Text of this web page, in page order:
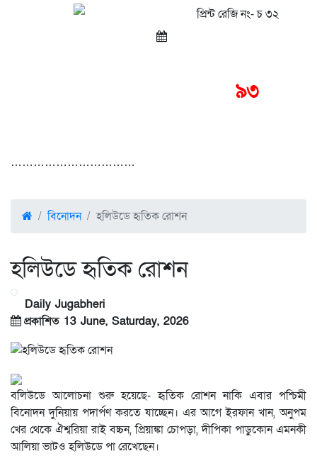
প্রিন্ট রেজি নং- চ ৩২
৯৩
……………………………
বিনোদন হলিউডে হৃতিক রোশন
হলিউডে হৃতিক রোশন
Daily Jugabheri
প্রকাশিত 13 June, Saturday, 2026
বলিউডে আলোচনা শুরু হয়েছে- হৃতিক রোশন নাকি এবার পশ্চিমী
বিনোদন দুনিয়ায় পদার্পণ করতে যাচ্ছেন। এর আগে ইরফান খান, অনুপম
খের থেকে ঐশ্বরিয়া রাই বচ্চন, প্রিয়াঙ্কা চোপড়া, দীপিকা পাড়ুকোন এমনকী
আলিয়া ভাটও হলিউডে পা রেখেছেন।